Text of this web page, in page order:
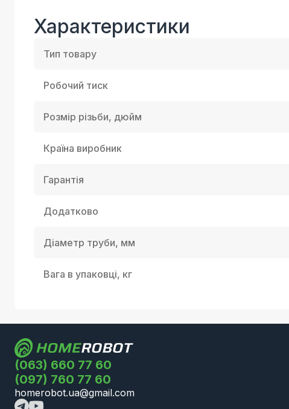
Характеристики
Тип товару
Робочий тиск
Розмір різьби, дюйм
Країна виробник
Гарантія
Додатково
Діаметр труби, мм
Вага в упаковці, кг
(063) 660 77 60
(097) 760 77 60
homerobot.ua@gmail.com